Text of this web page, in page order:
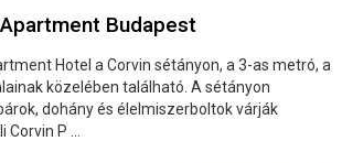
Budapest
Hotel a Corvin sétányon, a 3-as metró, a
közelében található. A sétányon
dohány és élelmiszerboltok várják
Corvin P ...